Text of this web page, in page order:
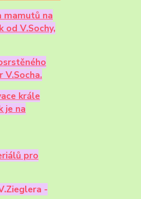
mamutů na
od V.Sochy,
krále
je na
pro
-